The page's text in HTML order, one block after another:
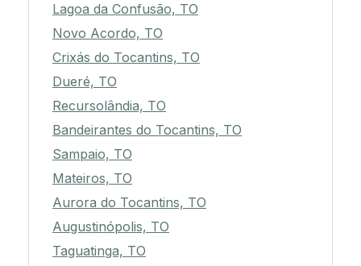
Lagoa da Confusão, TO
Novo Acordo, TO
Crixás do Tocantins, TO
Dueré, TO
Recursolândia, TO
Bandeirantes do Tocantins, TO
Sampaio, TO
Mateiros, TO
Aurora do Tocantins, TO
Augustinópolis, TO
Taguatinga, TO